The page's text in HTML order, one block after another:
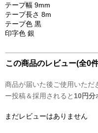
テープ幅 9mm
テープ長さ 8m
テープ色 黒
印字色 銀
この商品のレビュー(全0
商品が届いた後ご使用いただ
ー投稿＆採用されると 10円分
まだレビューはありません